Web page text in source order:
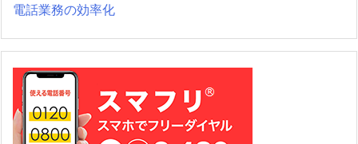
電話業務の効率化